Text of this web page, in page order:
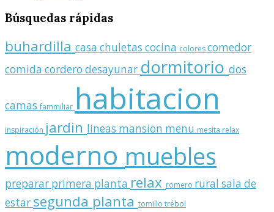
Búsquedas rápidas
buhardilla casa chuletas cocina colorescomedor
comida cordero desayunar dormitorio dos
camasfammiliar habitacion
inspiración jardin lineas mansion menu mesita relax
moderno muebles
preparar primera planta relax romero rural sala de
estar segunda planta tomillo trébol